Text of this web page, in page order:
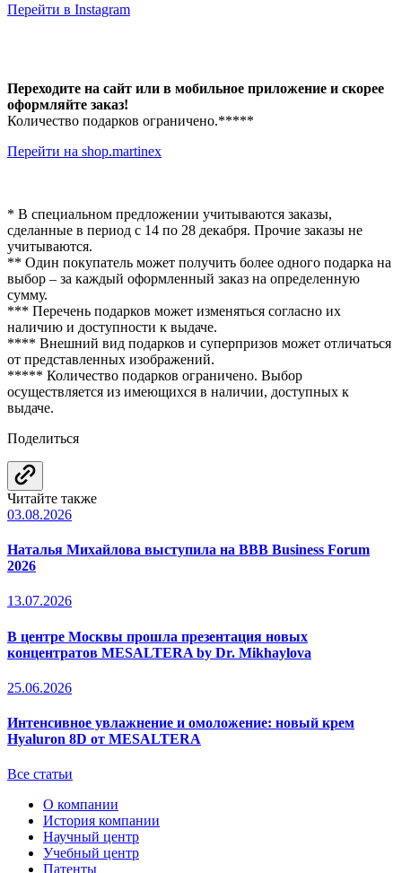
Перейти в Instagram
Переходите на сайт или в мобильное приложение и скорее
оформляйте заказ!
Количество подарков ограничено.*****
Перейти на shop.martinex
* В специальном предложении учитываются заказы,
сделанные в период с 14 по 28 декабря. Прочие заказы не
учитываются.
** Один покупатель может получить более одного подарка на
выбор – за каждый оформленный заказ на определенную
сумму.
*** Перечень подарков может изменяться согласно их
наличию и доступности к выдаче.
**** Внешний вид подарков и суперпризов может отличаться
от представленных изображений.
***** Количество подарков ограничено. Выбор
осуществляется из имеющихся в наличии, доступных к
выдаче.
Поделиться
Читайте также
03.08.2026
Наталья Михайлова выступила на BBB Business Forum
2026
13.07.2026
В центре Москвы прошла презентация новых
концентратов MESALTERA by Dr. Mikhaylova
25.06.2026
Интенсивное увлажнение и омоложение: новый крем
Hyaluron 8D от MESALTERA
Все статьи
О компании
История компании
Научный центр
Учебный центр
Патенты